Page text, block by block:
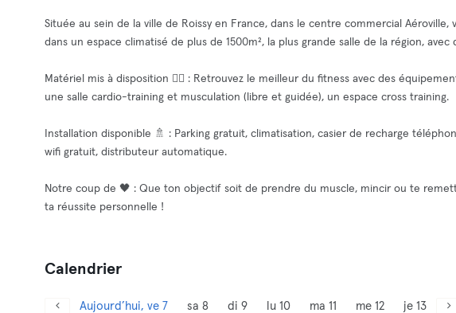
Située au sein de la ville de Roissy en France, dans le centre commercial Aéroville,
dans un espace climatisé de plus de 1500m², la plus grande salle de la région,
Matériel mis à disposition 🧘‍♂️ : Retrouvez le meilleur du fitness avec des
une salle cardio-training et musculation (libre et guidée), un espace cross training.
Installation disponible 🚿 : Parking gratuit, climatisation, casier de recharge
wifi gratuit, distributeur automatique.
Notre coup de 🖤 : Que ton objectif soit de prendre du muscle, mincir ou te
ta réussite personnelle !
Calendrier
Aujourd’hui, ve 7 sa 8 di 9 lu 10 ma 11 me 12 je 13